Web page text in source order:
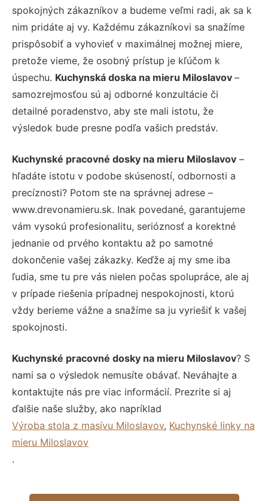
spokojných zákazníkov a budeme veľmi radi, ak sa k
nim pridáte aj vy. Každému zákazníkovi sa snažíme
prispôsobiť a vyhovieť v maximálnej možnej miere,
pretože vieme, že osobný prístup je kľúčom k
úspechu. Kuchynská doska na mieru Miloslavov –
samozrejmosťou sú aj odborné konzultácie či
detailné poradenstvo, aby ste mali istotu, že
výsledok bude presne podľa vašich predstáv.
Kuchynské pracovné dosky na mieru Miloslavov –
hľadáte istotu v podobe skúseností, odbornosti a
precíznosti? Potom ste na správnej adrese –
www.drevonamieru.sk. Inak povedané, garantujeme
vám vysokú profesionalitu, serióznosť a korektné
jednanie od prvého kontaktu až po samotné
dokončenie vašej zákazky. Keďže aj my sme iba
ľudia, sme tu pre vás nielen počas spolupráce, ale aj
v prípade riešenia prípadnej nespokojnosti, ktorú
vždy berieme vážne a snažíme sa ju vyriešiť k vašej
spokojnosti.
Kuchynské pracovné dosky na mieru Miloslavov? S
nami sa o výsledok nemusíte obávať. Neváhajte a
kontaktujte nás pre viac informácií. Prezrite si aj
ďalšie naše služby, ako napríklad
Výroba stola z masívu Miloslavov, Kuchynské linky na
mieru Miloslavov
.